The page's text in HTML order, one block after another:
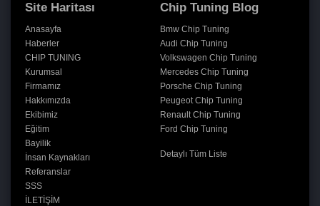
Site Haritası
Anasayfa
Haberler
CHIP TUNING
Kurumsal
Firmamız
Hakkımızda
Ekibimiz
Eğitim
Bayilik
İnsan Kaynakları
Referanslar
SSS
İLETİŞİM
Chip Tuning Blog
Bmw Chip Tuning
Audi Chip Tuning
Volkswagen Chip Tuning
Mercedes Chip Tuning
Porsche Chip Tuning
Peugeot Chip Tuning
Renault Chip Tuning
Ford Chip Tuning
Detaylı Tüm Liste